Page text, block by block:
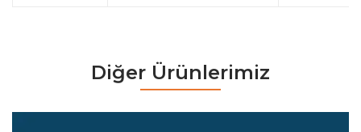
Diğer Ürünlerimiz